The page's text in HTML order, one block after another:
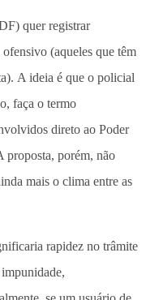
quer registrar
(aqueles que têm
A ideia é que o policial
faça o termo
direto ao Poder
proposta, porém, não
mais o clima entre as
rapidez no trâmite